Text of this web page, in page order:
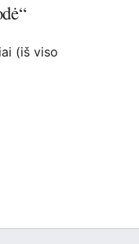
(iš viso